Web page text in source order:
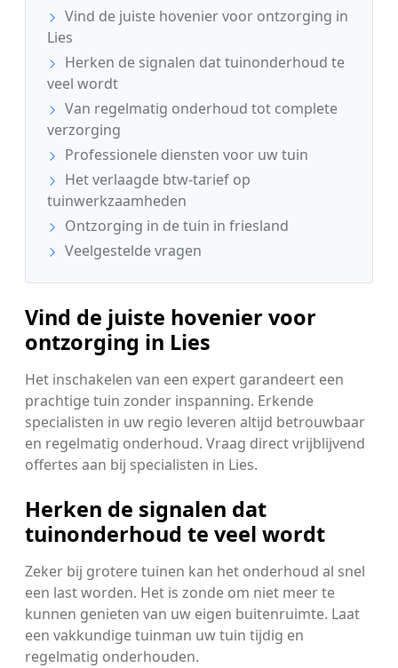
Vind de juiste hovenier voor ontzorging in
Lies
Herken de signalen dat tuinonderhoud te
veel wordt
Van regelmatig onderhoud tot complete
verzorging
Professionele diensten voor uw tuin
Het verlaagde btw-tarief op
tuinwerkzaamheden
Ontzorging in de tuin in friesland
Veelgestelde vragen
Vind de juiste hovenier voor
ontzorging in Lies
Het inschakelen van een expert garandeert een
prachtige tuin zonder inspanning. Erkende
specialisten in uw regio leveren altijd betrouwbaar
en regelmatig onderhoud. Vraag direct vrijblijvend
offertes aan bij specialisten in Lies.
Herken de signalen dat
tuinonderhoud te veel wordt
Zeker bij grotere tuinen kan het onderhoud al snel
een last worden. Het is zonde om niet meer te
kunnen genieten van uw eigen buitenruimte. Laat
een vakkundige tuinman uw tuin tijdig en
regelmatig onderhouden.